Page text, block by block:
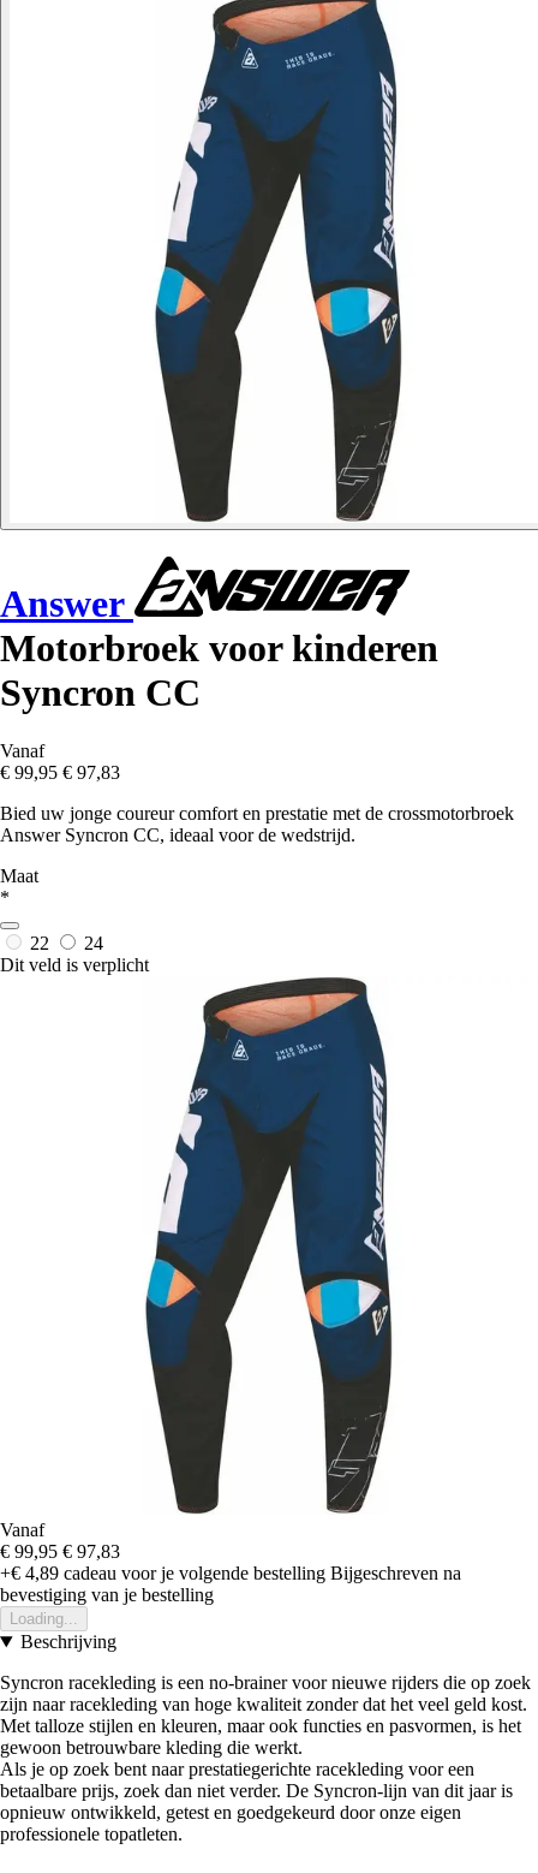
Answer
Motorbroek voor kinderen
Syncron CC
Vanaf
€ 99,95 € 97,83
Bied uw jonge coureur comfort en prestatie met de crossmotorbroek
Answer Syncron CC, ideaal voor de wedstrijd.
Maat
*
22
24
Dit veld is verplicht
Vanaf
€ 99,95 € 97,83
+€ 4,89 cadeau voor je volgende bestelling Bijgeschreven na
bevestiging van je bestelling
Loading...
Beschrijving
Syncron racekleding is een no-brainer voor nieuwe rijders die op zoek
zijn naar racekleding van hoge kwaliteit zonder dat het veel geld kost.
Met talloze stijlen en kleuren, maar ook functies en pasvormen, is het
gewoon betrouwbare kleding die werkt.
Als je op zoek bent naar prestatiegerichte racekleding voor een
betaalbare prijs, zoek dan niet verder. De Syncron-lijn van dit jaar is
opnieuw ontwikkeld, getest en goedgekeurd door onze eigen
professionele topatleten.